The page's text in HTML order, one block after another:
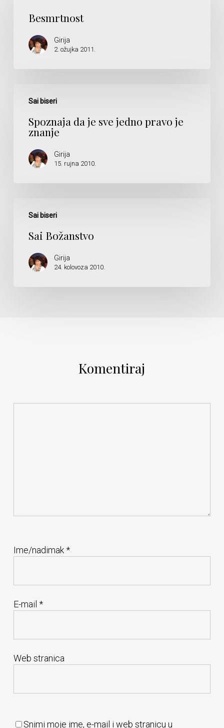
Besmrtnost
Girija
2. ožujka 2011.
Sai biseri
jedno
pravo
Spoznaja da je sve jedno pravo je
znanje
Girija
15. rujna 2010.
Sai biseri
Božanstvo
Sai Božanstvo
Girija
24. kolovoza 2010.
Komentiraj
Ime/nadimak*
E-mail *
Web stranica
Snimi moje ime, e-mail i web stranicu u